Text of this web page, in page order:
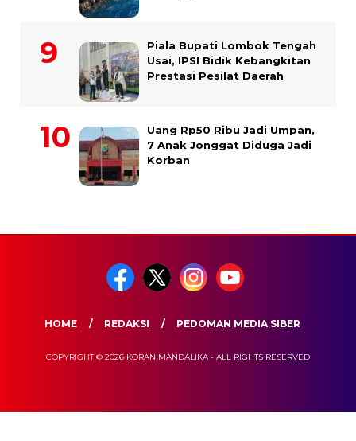
Piala Bupati Lombok Tengah
Usai, IPSI Bidik Kebangkitan
Prestasi Pesilat Daerah
Uang Rp50 Ribu Jadi Umpan,
7 Anak Jonggat Diduga Jadi
Korban
HOME REDAKSI PEDOMAN MEDIA SIBER
COPYRIGHT © 2026 KORAN MANDALIKA - ALL RIGHTS RESERVED